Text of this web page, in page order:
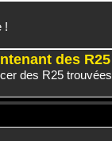
!
des R25
des R25